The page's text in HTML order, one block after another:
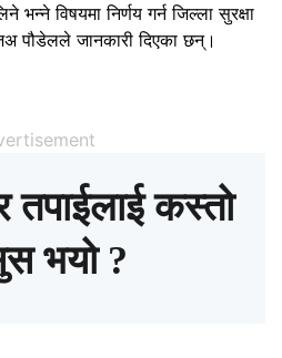
भन्ने विषयमा निर्णय गर्न जिल्ला सुरक्षा
पौडेलले जानकारी दिएका छन्।
तपाईलाई कस्तो
भयो ?